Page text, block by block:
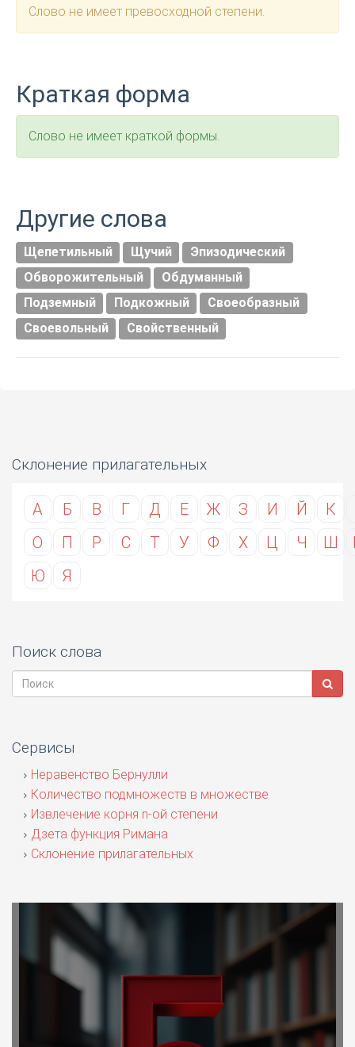
Слово не имеет превосходной степени.
Краткая форма
Слово не имеет краткой формы.
Другие слова
Щепетильный Щучий
Эпизодический
Обворожительный
Обдуманный
Подземный
Подкожный
Своеобразный
Своевольный
Свойственный
Склонение прилагательных
А Б В Г Д Е Ж З И Й К
О
П Р С Т У Ф Х Ц Ч Ш
Ю
Я
Поиск слова
Сервисы
Неравенство Бернулли
Количество подмножеств в множестве
Извлечение корня n-ой степени
Дзета функция Римана
Склонение прилагательных